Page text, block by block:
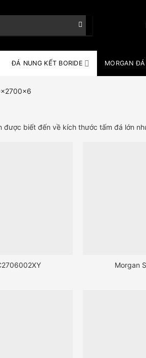
ĐÁ NUNG KẾT BORIDE MORGAN
biết đến về kích thước tấm đá lớn
Morgan